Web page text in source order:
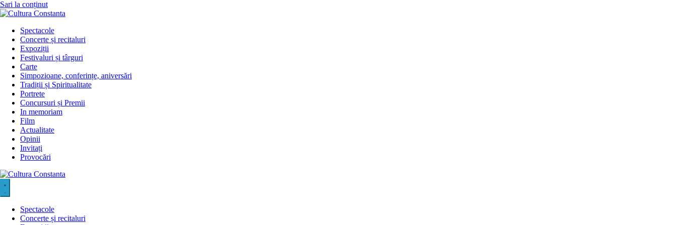
Sari la conținut
Spectacole
Concerte și recitaluri
Expoziții
Festivaluri și târguri
Carte
Simpozioane, conferințe, aniversări
Tradiții și Spiritualitate
Portrete
Concursuri și Premii
In memoriam
Film
Actualitate
Opinii
Invitați
Provocări
Spectacole
Concerte și recitaluri